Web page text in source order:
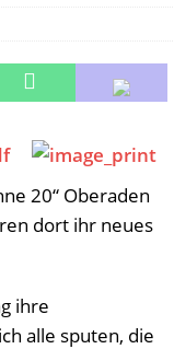
in Rünthe
20“ Oberaden
dort ihr neues
ihre
alle sputen, die